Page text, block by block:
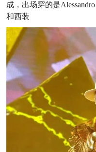
成，出场穿的是
和西装